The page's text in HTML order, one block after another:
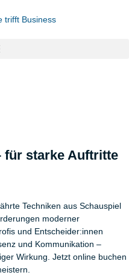
für starke Auftritte
Techniken aus Schauspiel
moderner
und Entscheider:innen
und Kommunikation –
Wirkung. Jetzt online buchen